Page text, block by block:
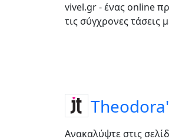
vivel.gr - ένας online
τις σύγχρονες τάσεις
Ανακαλύψτε στις